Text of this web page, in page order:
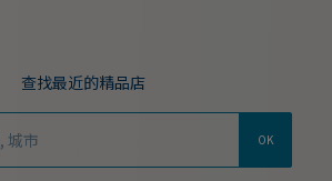
查找最近的精品店
OK